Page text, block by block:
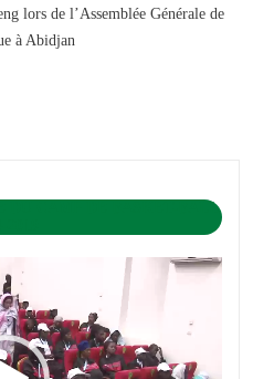
lors de l’Assemblée Générale de
à Abidjan
DU CAMP DE BASKET-BALL
Lecteur
vidéo